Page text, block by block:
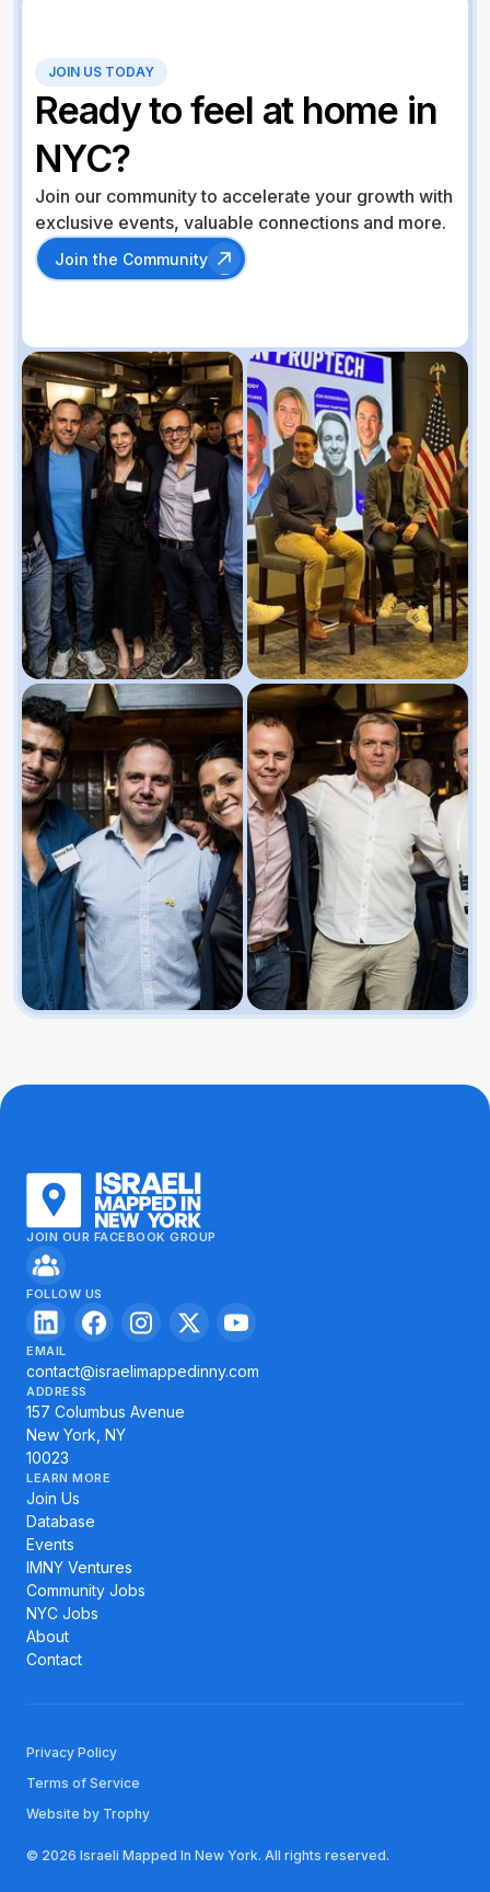
JOIN US TODAY
Ready to feel at home in
NYC?
Join our community to accelerate your growth with
exclusive events, valuable connections and more.
Join the Community
JOIN OUR FACEBOOK GROUP
FOLLOW US
EMAIL
contact@israelimappedinny.com
ADDRESS
157 Columbus Avenue
New York, NY
10023
LEARN MORE
Join Us
Database
Events
IMNY Ventures
Community Jobs
NYC Jobs
About
Contact
© 2026 Israeli Mapped In New York. All rights reserved.
Privacy Policy
Terms of Service
Website by Trophy